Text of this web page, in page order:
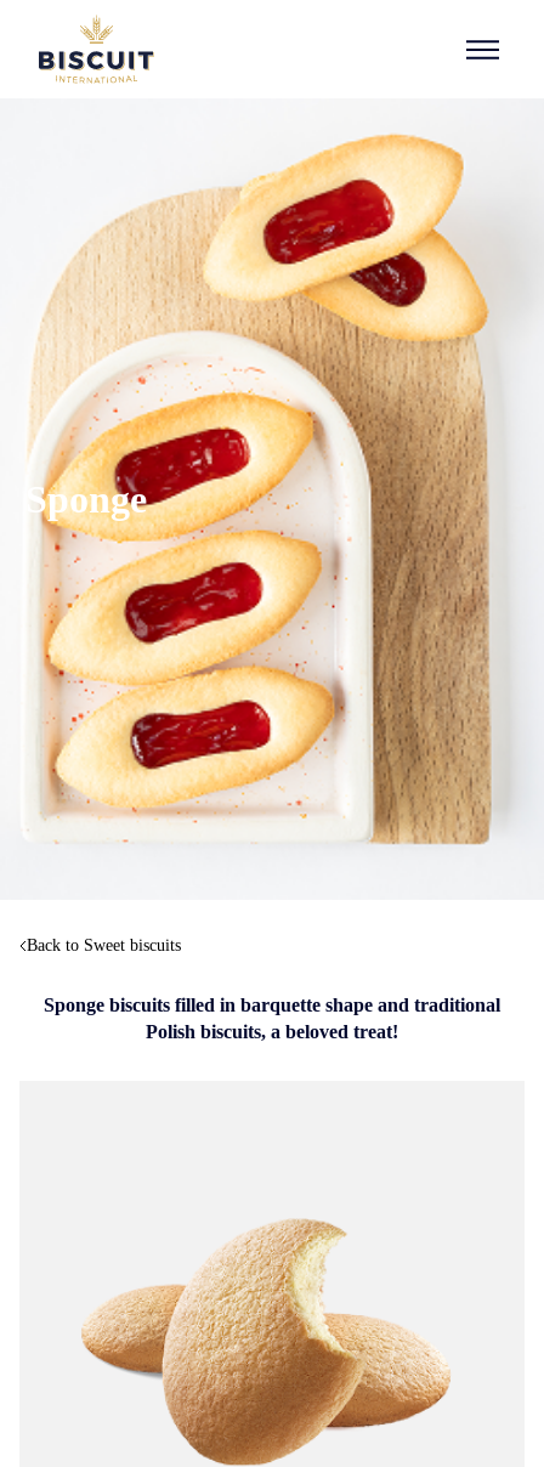
Aller au contenu
Sponge
Back to Sweet biscuits
Sponge biscuits filled in barquette shape and traditional
Polish biscuits, a beloved treat!